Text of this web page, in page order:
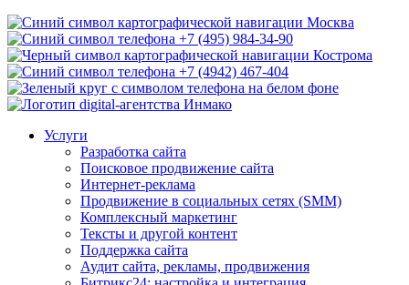
Москва
+7 (495) 984-34-90
Кострома
+7 (4942) 467-404
Услуги
Разработка сайта
Поисковое продвижение сайта
Интернет-реклама
Продвижение в социальных сетях (SMM)
Комплексный маркетинг
Тексты и другой контент
Поддержка сайта
Аудит сайта, рекламы, продвижения